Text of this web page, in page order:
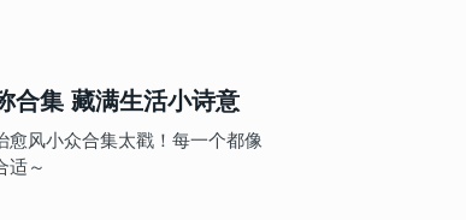
合集 藏满生活小诗意
风小众合集太戳！每一个都像
适～